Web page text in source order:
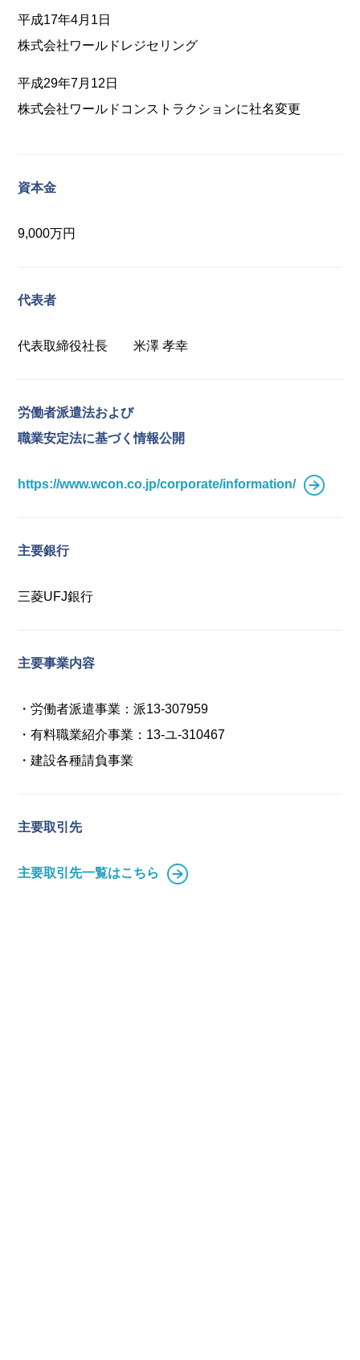
平成17年4月1日
株式会社ワールドレジセリング
平成29年7月12日
株式会社ワールドコンストラクションに社名変更
資本金
9,000万円
代表者
代表取締役社長 米澤 孝幸
労働者派遣法および
職業安定法に基づく情報公開
https://www.wcon.co.jp/corporate/information/
主要銀行
三菱UFJ銀行
主要事業内容
・労働者派遣事業：派13-307959
・有料職業紹介事業：13-ユ-310467
・建設各種請負事業
主要取引先
主要取引先一覧はこちら